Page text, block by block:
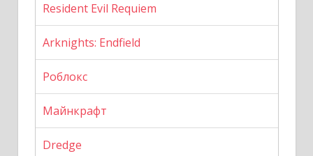
Resident Evil Requiem
Arknights: Endfield
Роблокс
Майнкрафт
Dredge